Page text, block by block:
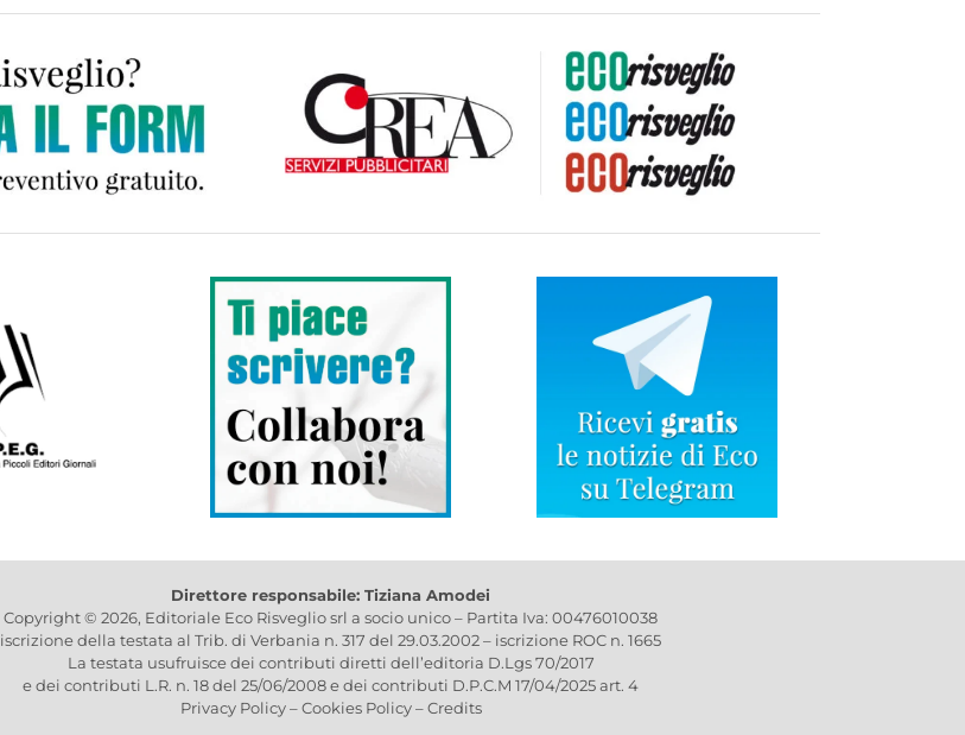
Direttore responsabile: Tiziana Amodei
Copyright © 2026, Editoriale Eco Risveglio srl a socio unico – Partita Iva: 00476010038
iscrizione della testata al Trib. di Verbania n. 317 del 29.03.2002 – iscrizione ROC n. 1665
La testata usufruisce dei contributi diretti dell’editoria D.Lgs 70/2017
e dei contributi L.R. n. 18 del 25/06/2008 e dei contributi D.P.C.M 17/04/2025 art. 4
Privacy Policy–Cookies Policy–Credits